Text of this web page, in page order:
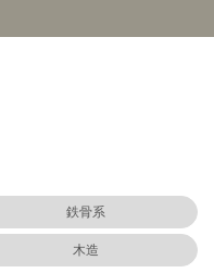
鉄骨系
木造